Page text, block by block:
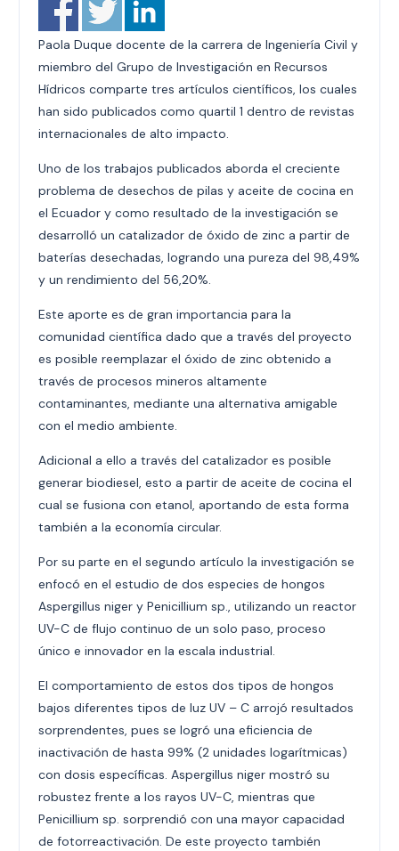
Paola Duque docente de la carrera de Ingeniería Civil y
miembro del Grupo de Investigación en Recursos
Hídricos comparte tres artículos científicos, los cuales
han sido publicados como quartil 1 dentro de revistas
internacionales de alto impacto.
Uno de los trabajos publicados aborda el creciente
problema de desechos de pilas y aceite de cocina en
el Ecuador y como resultado de la investigación se
desarrolló un catalizador de óxido de zinc a partir de
baterías desechadas, logrando una pureza del 98,49%
y un rendimiento del 56,20%.
Este aporte es de gran importancia para la
comunidad científica dado que a través del proyecto
es posible reemplazar el óxido de zinc obtenido a
través de procesos mineros altamente
contaminantes, mediante una alternativa amigable
con el medio ambiente.
Adicional a ello a través del catalizador es posible
generar biodiesel, esto a partir de aceite de cocina el
cual se fusiona con etanol, aportando de esta forma
también a la economía circular.
Por su parte en el segundo artículo la investigación se
enfocó en el estudio de dos especies de hongos
Aspergillus niger y Penicillium sp., utilizando un reactor
UV-C de flujo continuo de un solo paso, proceso
único e innovador en la escala industrial.
El comportamiento de estos dos tipos de hongos
bajos diferentes tipos de luz UV – C arrojó resultados
sorprendentes, pues se logró una eficiencia de
inactivación de hasta 99% (2 unidades logarítmicas)
con dosis específicas. Aspergillus niger mostró su
robustez frente a los rayos UV-C, mientras que
Penicillium sp. sorprendió con una mayor capacidad
de fotorreactivación. De este proyecto también